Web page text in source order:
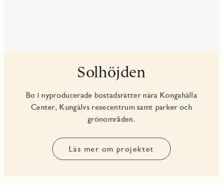
Solhöjden
Bo i nyproducerade bostadsrätter nära Kongahälla
Center, Kungälvs resecentrum samt parker och
grönområden.
Läs mer om projektet